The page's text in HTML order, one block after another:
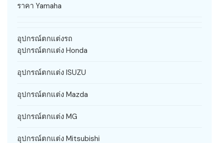
ราคา Yamaha
อุปกรณ์ตกแต่งรถ
อุปกรณ์ตกแต่ง Honda
อุปกรณ์ตกแต่ง ISUZU
อุปกรณ์ตกแต่ง Mazda
อุปกรณ์ตกแต่ง MG
อุปกรณ์ตกแต่ง Mitsubishi